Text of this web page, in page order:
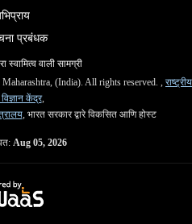
प्रबंधक
स्वामित्व वाली सामग्री
(India). All rights reserved. , राष्ट्रीय
केंद्र,
, भारत सरकार द्वारे विकसित आणि होस्ट
Aug 05, 2026